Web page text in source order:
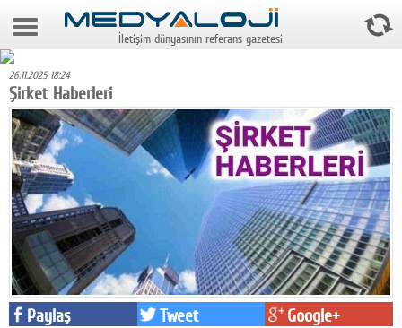
9 Ağustos 2026 15:27:02
Foto Galeri
Video Galeri
Gazeteler
Medya
Reyting-tiraj
Teknoloji
Televizyon
İletişim dünyasının referans gazetesi
26.11.2025 18:24
Şirket Haberleri
Paylaş Tweet Google+